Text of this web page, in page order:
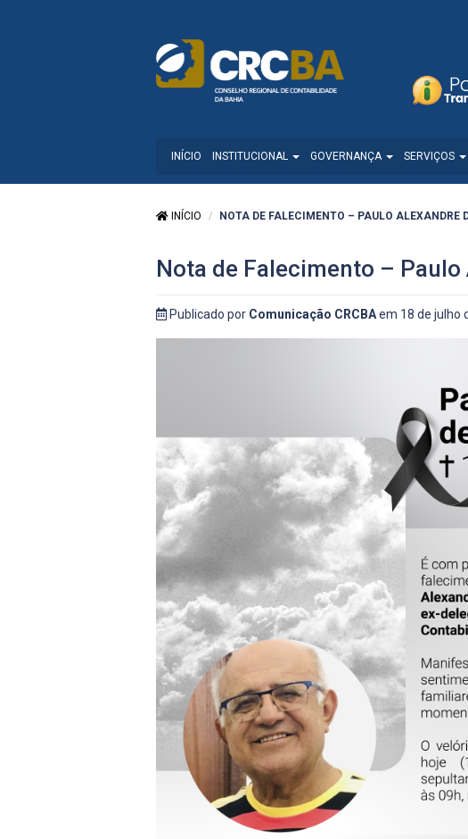
INÍCIO INSTITUCIONAL GOVERNANÇA SERVIÇOS
INÍCIO NOTA DE FALECIMENTO – PAULO ALEXANDRE
Nota de Falecimento –
Publicado por Comunicação CRCBAem 18 de julho